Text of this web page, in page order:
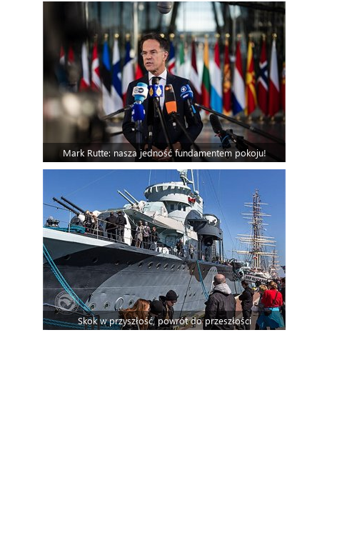
Mark Rutte: nasza jedność fundamentem pokoju!
Skok w przyszłość, powrót do przeszłości